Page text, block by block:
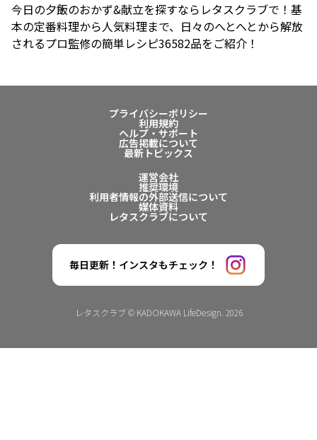
今日の夕飯のおかず&献立を探すならレタスクラブで！基
本の定番料理から人気料理まで、日々のへとへとから解放
されるプロ監修の簡単レシピ36582品をご紹介！
プライバシーポリシー
利用規約
ヘルプ・サポート
広告掲載について
最新トピックス
運営会社
推奨環境
利用者情報の外部送信について
媒体資料
レタスクラブについて
毎日更新！インスタもチェック！
レタスクラブ © KADOKAWA LifeDesign. 2026